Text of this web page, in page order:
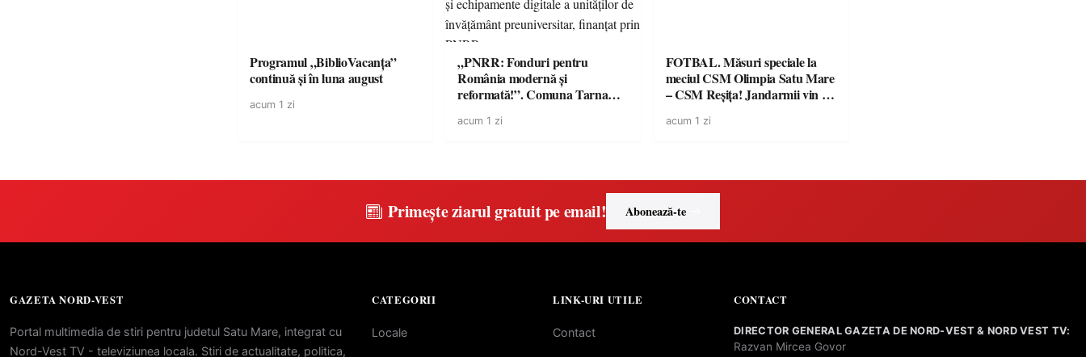
Programul „BiblioVacanța”
continuă și în luna august
acum 1 zi
„PNRR: Fonduri pentru
România modernă și
reformată!”. Comuna Tarna
dotare cu mobilier, materiale
acum 1 zi
FOTBAL. Măsuri speciale la
meciul CSM Olimpia Satu Mare
– CSM Reșița! Jandarmii vin cu
suporteri
acum 1 zi
Primește ziarul gratuit pe email! Abonează-te
GAZETA NORD-VEST
Portal multimedia de stiri pentru judetul Satu Mare, integrat cu
Nord-Vest TV - televiziunea locala. Stiri de actualitate, politica,
CATEGORII
Locale
LINK-URI UTILE
Contact
CONTACT
DIRECTOR GENERAL GAZETA DE NORD-VEST & NORD VEST TV:
Razvan Mircea Govor